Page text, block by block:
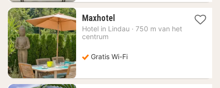
Maxhotel1
nacht
€
Hotel in Lindau · 750 m van het
centrum
Gratis Wi-Fi